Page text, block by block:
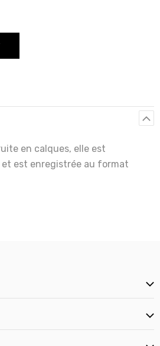
en calques, elle est
est enregistrée au format